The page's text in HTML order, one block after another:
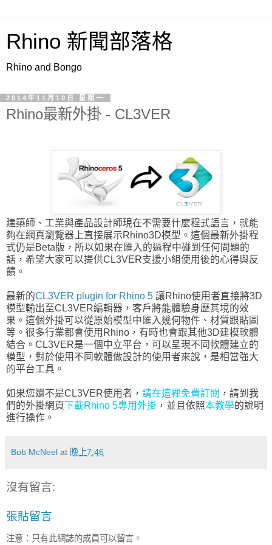
Rhino 新聞部落格
Rhino and Bongo
2014年11月10日 星期一
Rhino最新外掛 - CL3VER
建築師、工業與產品設計師現在不需要什麼程式語言，就能
夠在網頁瀏覽器上直接展示Rhino3D模型。 這個最新外掛程
式仍是Beta版，所以如果在匯入的過程中碰到任何問題的
話，希望大家可以提供CL3VER支援小組使用後的心得與反
饋。
最新的CL3VER plugin for Rhino 5 讓Rhino使用者直接將3D
模型輸出至CL3VER編輯器，客戶將能體驗身歷其境的效
果。這個外掛可以從原始模型中匯入幾何物件、材質跟貼圖
等。很多行業都會使用Rhino，有時也會跟其他3D建模軟體
結合。CL3VER是一個中立平台，可以呈現不同軟體建立的
模型，對於使用不同軟體做設計的使用者來說，是相當強大
的平台工具。
如果您還不是CL3VER使用者， 請在這裡免費訂閱 ，請到我
們的外掛網頁下載Rhino 5專用外掛 ，並且依照本教學的說明
進行操作。
Bob McNeel at 晚上7:46
沒有留言:
張貼留言
注意：只有此網誌的成員可以留言。